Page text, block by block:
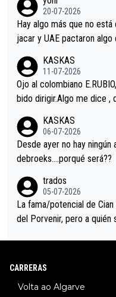
permaneció pegado a su
a que era capaz de
20-07-2026
Hay algo más que no
jacar y UAE pactaron
i sin pedalear, luego está
mano de una manera
es en el hombro con que
eta, a ver si por querer
ción de podio UAE y
KASKAS
11-07-2026
Ojo al colombiano
bido
KASKAS
06-07-2026
Desde ayer no hay ningún
debroeks….porqué será??
trados
05-07-2026
La fama/potencial de
del Porvenir, pero a quién
CARRERAS
Volta ao Algarve